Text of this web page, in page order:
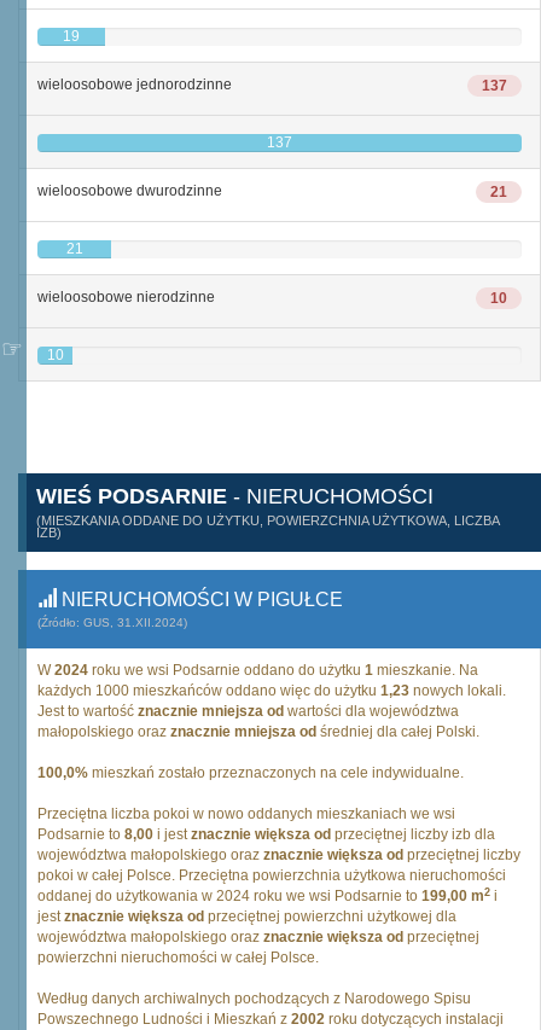
19
137
wieloosobowe jednorodzinne
137
21
wieloosobowe dwurodzinne
21
10
wieloosobowe nierodzinne
10
WIEŚ PODSARNIE - NIERUCHOMOŚCI
(MIESZKANIA ODDANE DO UŻYTKU, POWIERZCHNIA UŻYTKOWA, LICZBA
IZB)
NIERUCHOMOŚCI W PIGUŁCE
(Źródło: GUS, 31.XII.2024)
W2024 roku we wsi Podsarnie oddano do użytku 1 mieszkanie. Na
każdych 1000 mieszkańców oddano więc do użytku 1,23 nowych lokali.
Jest to wartość znacznie mniejsza od wartości dla województwa
małopolskiego oraz znacznie mniejsza od średniej dla całej Polski.
100,0% mieszkań zostało przeznaczonych na cele indywidualne.
Przeciętna liczba pokoi w nowo oddanych mieszkaniach we wsi
Podsarnie to 8,00 i jestznacznie większa od przeciętnej liczby izb dla
województwa małopolskiego oraz znacznie większa od przeciętnej liczby
pokoi w całej Polsce. Przeciętna powierzchnia użytkowa nieruchomości
oddanej do użytkowania w 2024 roku we wsi Podsarnie to 199,00 m2 i
jestznacznie większa od przeciętnej powierzchni użytkowej dla
województwa małopolskiego oraz znacznie większa od przeciętnej
powierzchni nieruchomości w całej Polsce.
Według danych archiwalnych pochodzących z Narodowego Spisu
Powszechnego Ludności i Mieszkań z 2002 roku dotyczących instalacji